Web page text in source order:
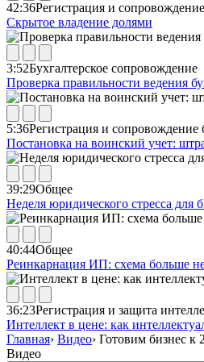
42:36Регистрация и
Скрытое владение долями
3:52Бухгалтерское сопровождение
Проверка правильности ведения
5:36Регистрация и сопровождение
Постановка на воинский учет:
39:29Общее
Неделя юридического стресса для
40:44Общее
Реинкарнация ИП: схема больше
36:23Регистрация и защита
Интеллект в цене: как
Главная› Видео› Готовим бизнес к
Видео